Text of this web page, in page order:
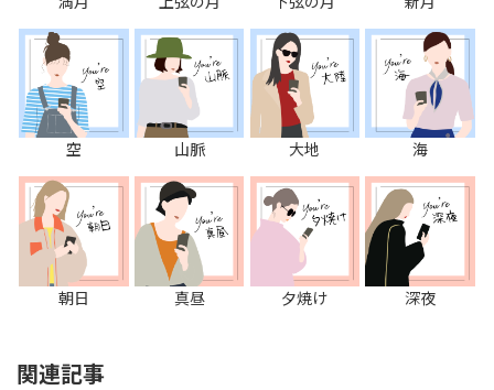
空 山脈 大地 海
朝日 真昼 夕焼け 深夜
関連記事